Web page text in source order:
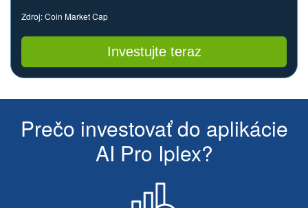
Zdroj: Coin Market Cap
Investujte teraz
Prečo investovať do aplikácie
AI Pro Iplex?